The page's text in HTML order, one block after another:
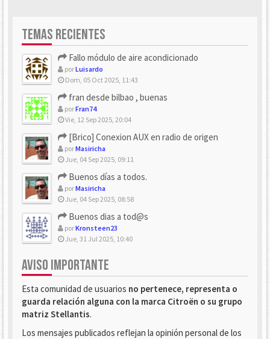
TEMAS RECIENTES
Fallo módulo de aire acondicionado
porLuisardo
Dom, 05 Oct 2025, 11:43
fran desde bilbao , buenas
porFran74
Vie, 12 Sep 2025, 20:04
[Brico] Conexion AUX en radio de origen
porMasiricha
Jue, 04 Sep 2025, 09:11
Buenos días a todos.
porMasiricha
Jue, 04 Sep 2025, 08:58
Buenos dias a tod@s
porKronsteen23
Jue, 31 Jul 2025, 10:40
AVISO IMPORTANTE
Esta comunidad de usuarios no pertenece, representa o
guarda relación alguna con la marca Citroën o su grupo
matriz Stellantis.
Los mensajes publicados reflejan la opinión personal de los